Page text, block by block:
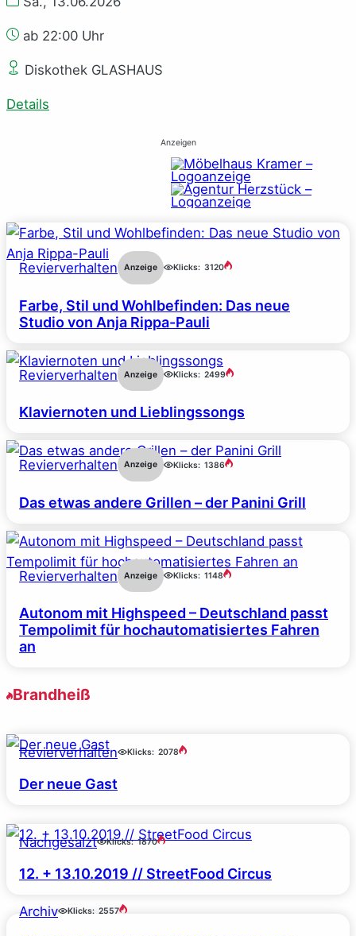
ab 22:00 Uhr
Diskothek GLASHAUS
Details
Anzeigen
Revierverhalten Anzeige Klicks: 3120
Farbe, Stil und Wohlbefinden: Das neue
Studio von Anja Rippa-Pauli
Revierverhalten Anzeige Klicks: 2499
Klaviernoten und Lieblingssongs
Revierverhalten Anzeige Klicks: 1386
Das etwas andere Grillen – der Panini Grill
Revierverhalten Anzeige Klicks: 1148
Autonom mit Highspeed – Deutschland passt
Tempolimit für hochautomatisiertes Fahren
an
Brandheiß
Revierverhalten Klicks: 2078
Der neue Gast
Nachgesalzt Klicks: 1870
12. + 13.10.2019 // StreetFood Circus
Archiv Klicks: 2557